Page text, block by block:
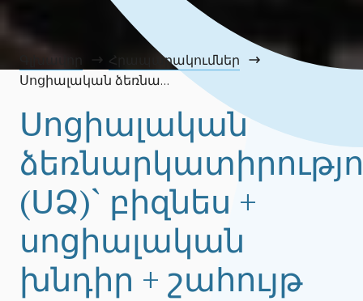
Հրապարակումներ
Սոցիալական ձեռնարկատիրություն (ՍՁ)` բիզնես + սոցիալական խնդիր + շահույթ
Սոցիալական
(ՍՁ)` բիզնես +
սոցիալական
խնդիր + շահույթ